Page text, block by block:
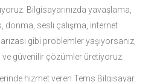
Bilgisayarınızda yavaşlama,
donma, sesli çalışma, internet
gibi problemler yaşıyorsanız,
ve güvenilir çözümler üretiyoruz.
hizmet veren Tems Bilgisayar,